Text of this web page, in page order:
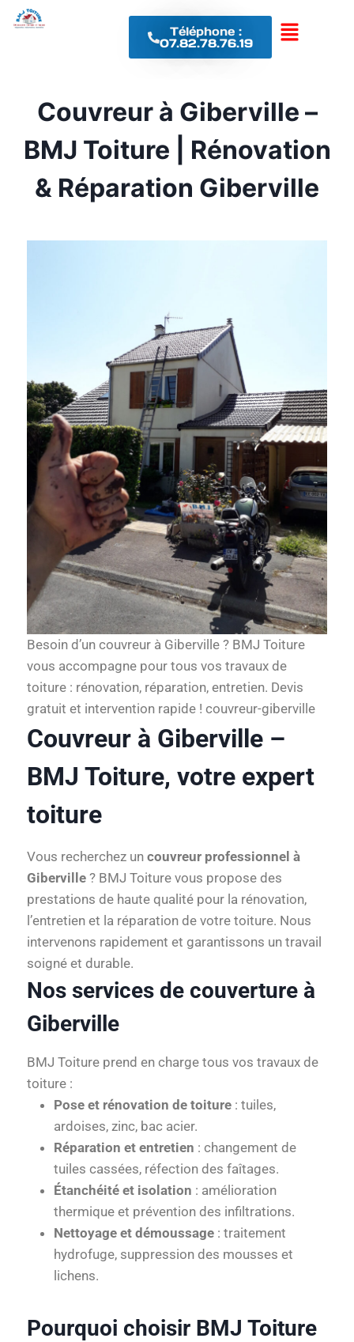
Téléphone :
07.82.78.76.19
Couvreur à Giberville –
BMJ Toiture | Rénovation
& Réparation Giberville
Besoin d’un couvreur à Giberville ? BMJ Toiture
vous accompagne pour tous vos travaux de
toiture : rénovation, réparation, entretien. Devis
gratuit et intervention rapide ! couvreur-giberville
Couvreur à Giberville –
BMJ Toiture, votre expert
toiture
Vous recherchez un couvreur professionnel à
Giberville ? BMJ Toiture vous propose des
prestations de haute qualité pour la rénovation,
l’entretien et la réparation de votre toiture. Nous
intervenons rapidement et garantissons un travail
soigné et durable.
Nos services de couverture à
Giberville
BMJ Toiture prend en charge tous vos travaux de
toiture :
Pose et rénovation de toiture : tuiles,
ardoises, zinc, bac acier.
Réparation et entretien : changement de
tuiles cassées, réfection des faîtages.
Étanchéité et isolation : amélioration
thermique et prévention des infiltrations.
Nettoyage et démoussage : traitement
hydrofuge, suppression des mousses et
lichens.
Pourquoi choisir BMJ Toiture